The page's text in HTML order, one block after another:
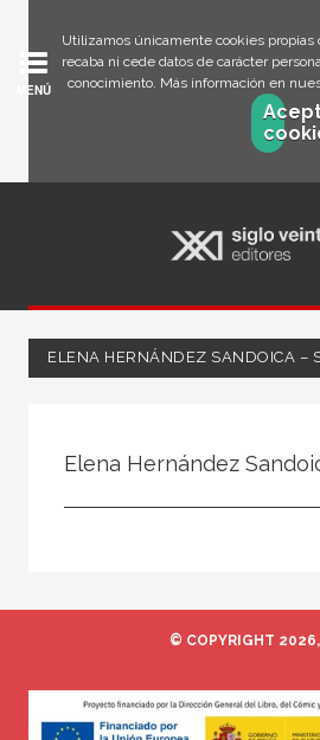
Utilizamos únicamente cookies propias
recaba ni cede datos de carácter
conocimiento. Más información en
MENÚ
ELENA HERNÁNDEZ SANDOICA –
Elena Hernández
© COPYRIGHT